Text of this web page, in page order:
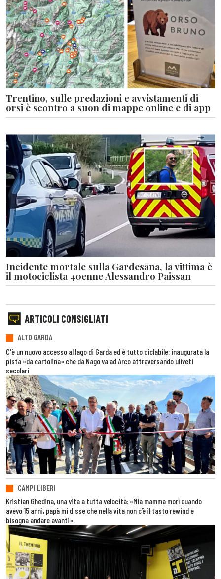
Trentino, sulle predazioni e avvistamenti di
orsi è scontro a suon di mappe online e di app
Incidente mortale sulla Gardesana, la vittima è
il motociclista 40enne Alessandro Paissan
ARTICOLI CONSIGLIATI
ALTO GARDA
C'è un nuovo accesso al lago di Garda ed è tutto ciclabile: inaugurata la
pista «da cartolina» che da Nago va ad Arco attraversando uliveti
secolari
CAMPI LIBERI
Kristian Ghedina, una vita a tutta velocità: «Mia mamma morì quando
avevo 15 anni, papà mi disse che nella vita non c’è il tasto rewind e
bisogna andare avanti»